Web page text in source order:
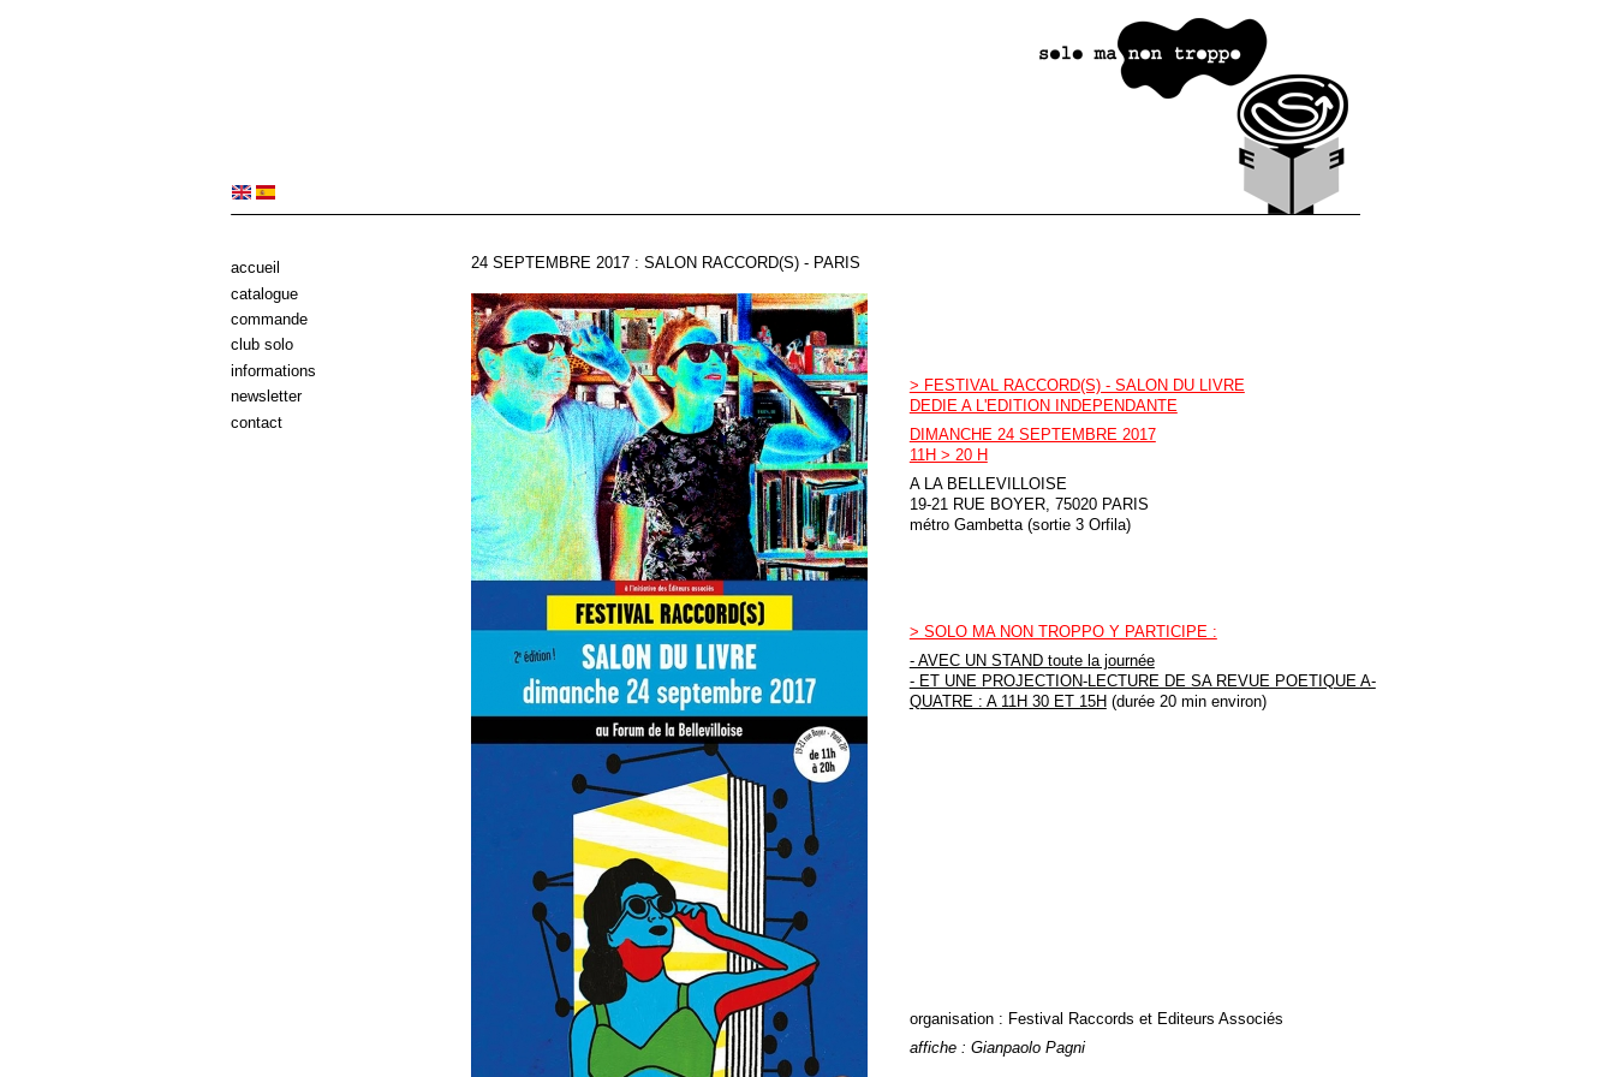
24 SEPTEMBRE 2017 : SALON RACCORD(S) - PARIS
> FESTIVAL RACCORD(S) - SALON DU LIVRE
DEDIE A L'EDITION INDEPENDANTE
DIMANCHE 24 SEPTEMBRE 2017
11H > 20 H
A LA BELLEVILLOISE
19-21 RUE BOYER, 75020 PARIS
métro Gambetta (sortie 3 Orfila)
> SOLO MA NON TROPPO Y PARTICIPE :
- AVEC UN STAND toute la journée
- ET UNE PROJECTION-LECTURE DE SA REVUE POETIQUE A-
QUATRE : A 11H 30 ET 15H(durée 20 min environ)
organisation : Festival Raccords et Editeurs Associés
affiche : Gianpaolo Pagni
accueil
catalogue
commande
club solo
informations
newsletter
contact